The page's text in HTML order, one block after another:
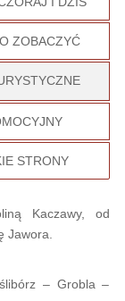
ZOBACZYĆ
STRONY
Kaczawy, od
Jawora.
– Grobla –